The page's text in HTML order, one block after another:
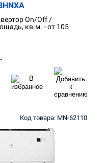
On/Off /
кв.м. - от 105
Код товара: MN-62110